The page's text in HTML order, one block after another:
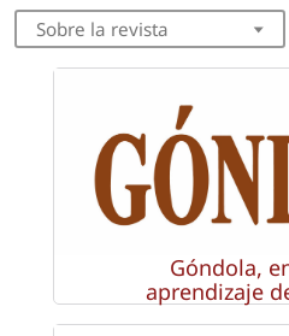
Sobre la revista
Góndola,
aprendizaje